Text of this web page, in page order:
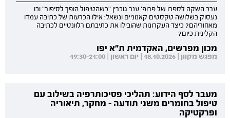
ערב השקה לספרו של פרופ' ענר גוברין "כשהטיפול הופך לסיפור" ובו
נעסוק בשלושה טקסטים קאנוניים ונשאל: אילו הכרעות של כתיבה עמדו
מאחוריהם? כיצד העקרונות שהובילו את כתיבתם רלוונטיים לכתיבה
הקלינית כיום?
מכון מפרשים, האקדמית ת"א יפו
מפגש מקוון | 18.10.2026 | יום ראשון | 19:30-21:00
מעבר לסף הידוע: תהליכי פסיכותרפיה בשילוב עם
טיפול בחומרים משני תודעה - מחקר, תיאוריה
ופרקטיקה